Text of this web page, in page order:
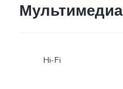
Мультимедиа
Hi-Fi